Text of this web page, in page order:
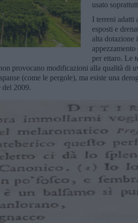
usato
I terreni adatti
esposti e
alta dotazione
per ettaro. Le
provocano modificazioni alla qualità di
(come le pergole), ma esiste una
del 2009.